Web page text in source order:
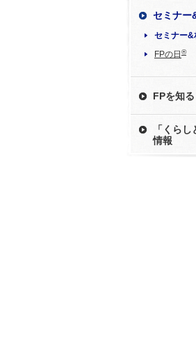
セミナー
セミナー&
FPの日 ®
FPを知る
「くら
情報